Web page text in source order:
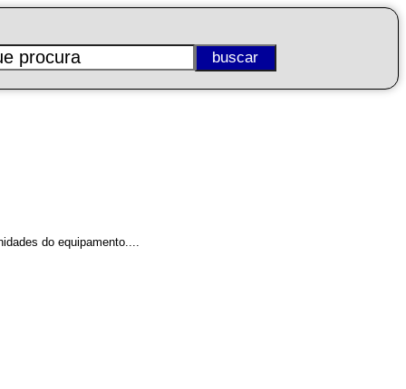
do equipamento....